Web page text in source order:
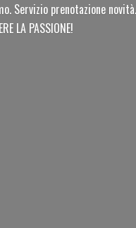
Servizio prenotazione novità.
LA PASSIONE!